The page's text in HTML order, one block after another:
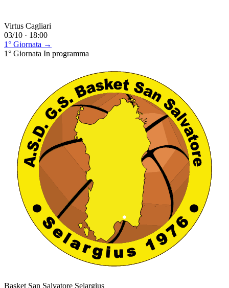
Virtus Cagliari
03/10 · 18:00
1° Giornata →
1° Giornata In programma
Basket San Salvatore Selargius